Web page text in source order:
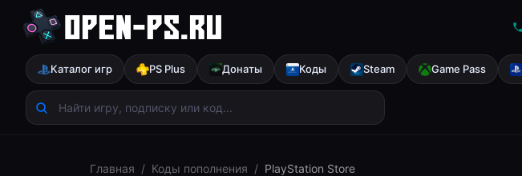
Каталог игр PS Plus Донаты Коды Steam Game Pass
Главная / Коды пополнения / PlayStation Store